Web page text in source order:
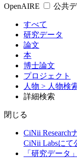
OpenAIRE
公共
すべて
研究データ
論文
本
博士論文
プロジェクト
人物 > 人物検
詳細検索
閉じる
CiNii Research
CiNii Labsにて
「研究データ